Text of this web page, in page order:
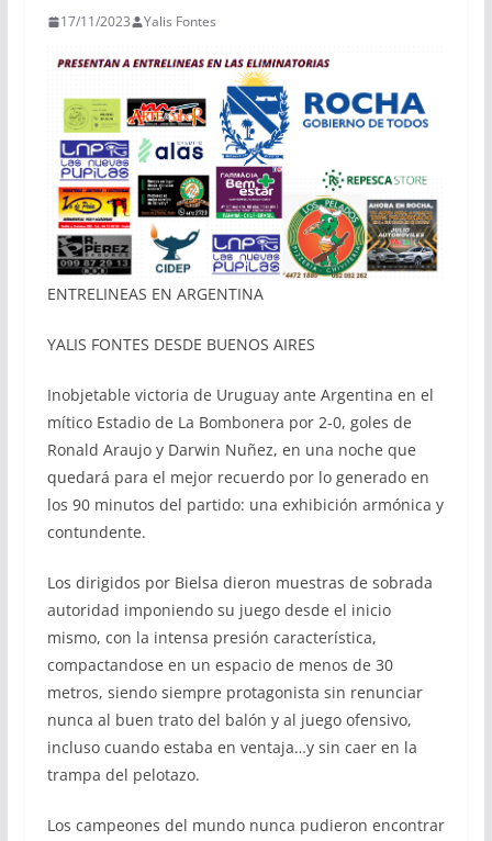
17/11/2023 Yalis Fontes
ENTRELINEAS EN ARGENTINA
YALIS FONTES DESDE BUENOS AIRES
Inobjetable victoria de Uruguay ante Argentina en el
mítico Estadio de La Bombonera por 2-0, goles de
Ronald Araujo y Darwin Nuñez, en una noche que
quedará para el mejor recuerdo por lo generado en
los 90 minutos del partido: una exhibición armónica y
contundente.
Los dirigidos por Bielsa dieron muestras de sobrada
autoridad imponiendo su juego desde el inicio
mismo, con la intensa presión característica,
compactandose en un espacio de menos de 30
metros, siendo siempre protagonista sin renunciar
nunca al buen trato del balón y al juego ofensivo,
incluso cuando estaba en ventaja…y sin caer en la
trampa del pelotazo.
Los campeones del mundo nunca pudieron encontrar